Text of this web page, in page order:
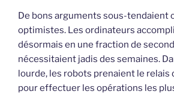
De bons arguments sous-tendaient
optimistes. Les ordinateurs
désormais en une fraction de
nécessitaient jadis des semaines.
lourde, les robots prenaient le relais
pour effectuer les opérations les